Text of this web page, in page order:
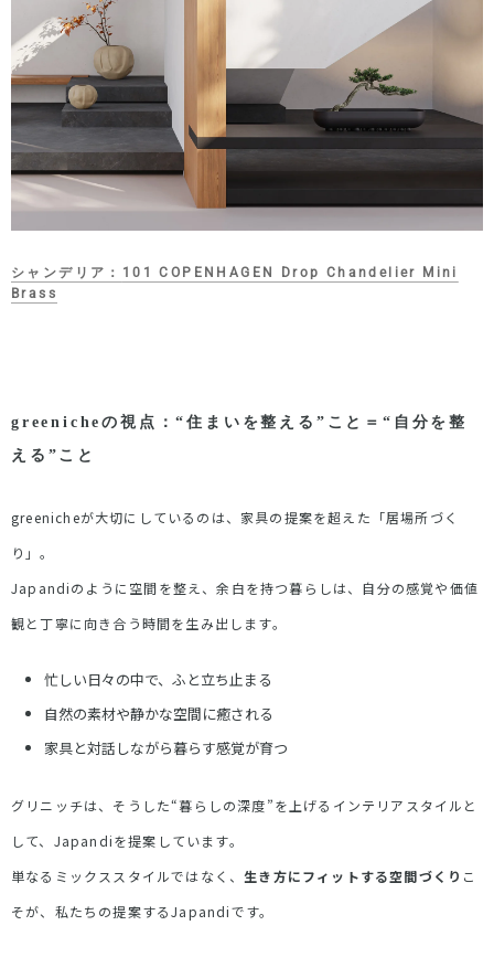
シャンデリア： 101 COPENHAGEN Drop Chandelier Mini
Brass
greenicheの視点：“住まいを整える ” こと＝“ 自分を整
える ” こと
greenicheが大切にしているのは、家具の提案を超えた「居場所づく
り」。
Japandiのように空間を整え、余白を持つ暮らしは、自分の感覚や価値
観と丁寧に向き合う時間を生み出します。
忙しい日々の中で、ふと立ち止まる
自然の素材や静かな空間に癒される
家具と対話しながら暮らす感覚が育つ
グリニッチは、そうした“暮らしの深度”を上げるインテリアスタイルと
して、 Japandiを提案しています。
単なるミックススタイルではなく、生き方にフィットする空間づくり こ
そが、私たちの提案するJapandiです。